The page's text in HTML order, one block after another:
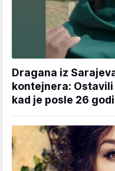
Dragana iz
kontejnera: Ostavili
kad je posle 26